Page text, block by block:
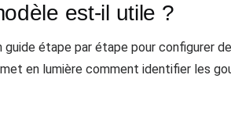
est-il utile ?
étape par étape pour configurer
en lumière comment identifier les